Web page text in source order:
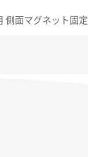
側面マグネット